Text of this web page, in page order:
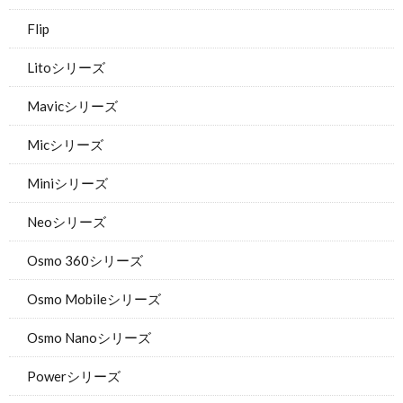
Flip
Litoシリーズ
Mavicシリーズ
Micシリーズ
Miniシリーズ
Neoシリーズ
Osmo 360シリーズ
Osmo Mobileシリーズ
Osmo Nanoシリーズ
Powerシリーズ